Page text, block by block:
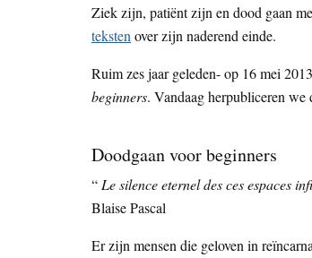
Ziek zijn, patiënt zijn en dood gaan
teksten over zijn naderend einde.
Ruim zes jaar geleden- op 16 mei
beginners. Vandaag herpubliceren
Doodgaan voor beginners
“ Le silence eternel des ces espaces
Blaise Pascal
Er zijn mensen die geloven in